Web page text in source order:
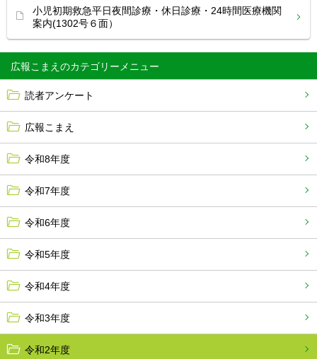
広報こまえ
読者アンケート
広報こまえ
令和8年度
令和7年度
令和6年度
令和5年度
令和4年度
令和3年度
令和2年度
小児初期救急平日夜間診療・休日診療・24時間医療機関
案内(1302号６面）